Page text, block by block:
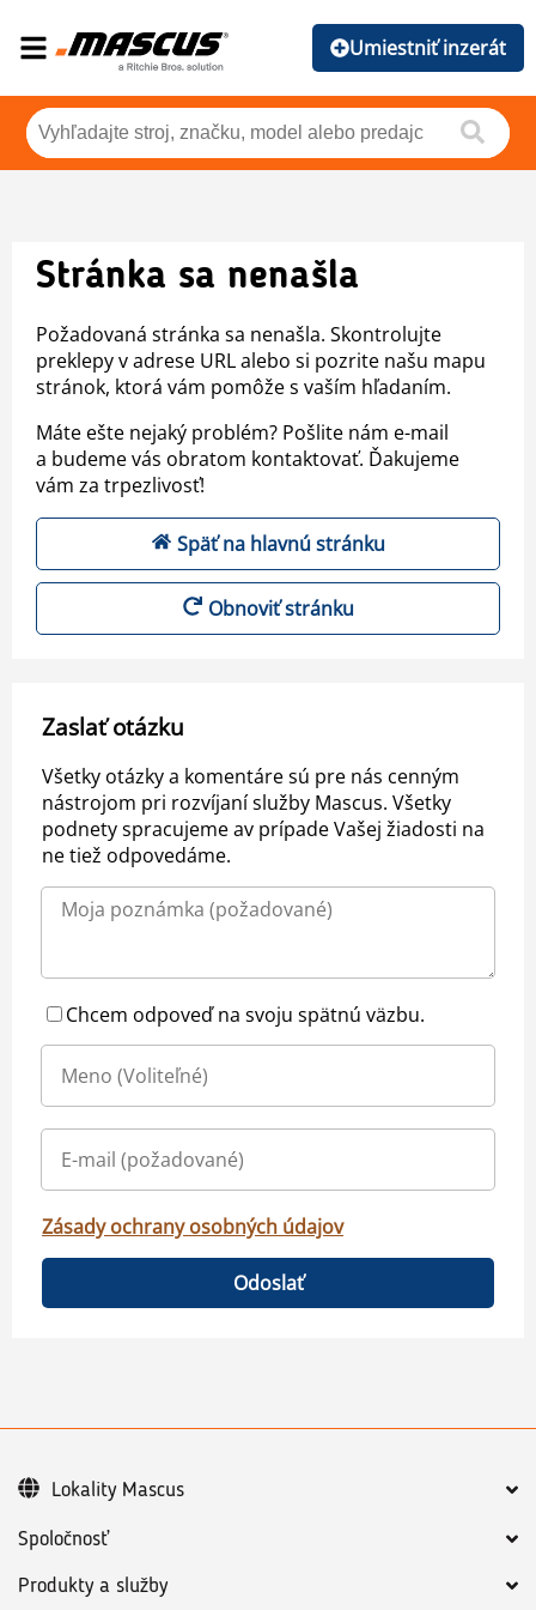
Umiestniť inzerát
Stránka sa nenašla
Požadovaná stránka sa nenašla. Skontrolujte
preklepy v adrese URL alebo si pozrite našu mapu
stránok, ktorá vám pomôže s vaším hľadaním.
Máte ešte nejaký problém? Pošlite nám e-mail
a budeme vás obratom kontaktovať. Ďakujeme
vám za trpezlivosť!
Späť na hlavnú stránku
Obnoviť stránku
Zaslať otázku
Všetky otázky a komentáre sú pre nás cenným
nástrojom pri rozvíjaní služby Mascus. Všetky
podnety spracujeme av prípade Vašej žiadosti na
ne tiež odpovedáme.
Chcem odpoveď na svoju spätnú väzbu.
Zásady ochrany osobných údajov
Odoslať
Spoločnosť
Produkty a služby
Lokality Mascus